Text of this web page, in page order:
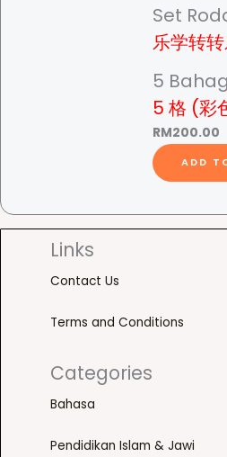
Set
乐学转
5
5 格 (彩
RM200.00
ADD
Links
Contact Us
Terms and Conditions
Categories
Bahasa
Pendidikan Islam & Jawi